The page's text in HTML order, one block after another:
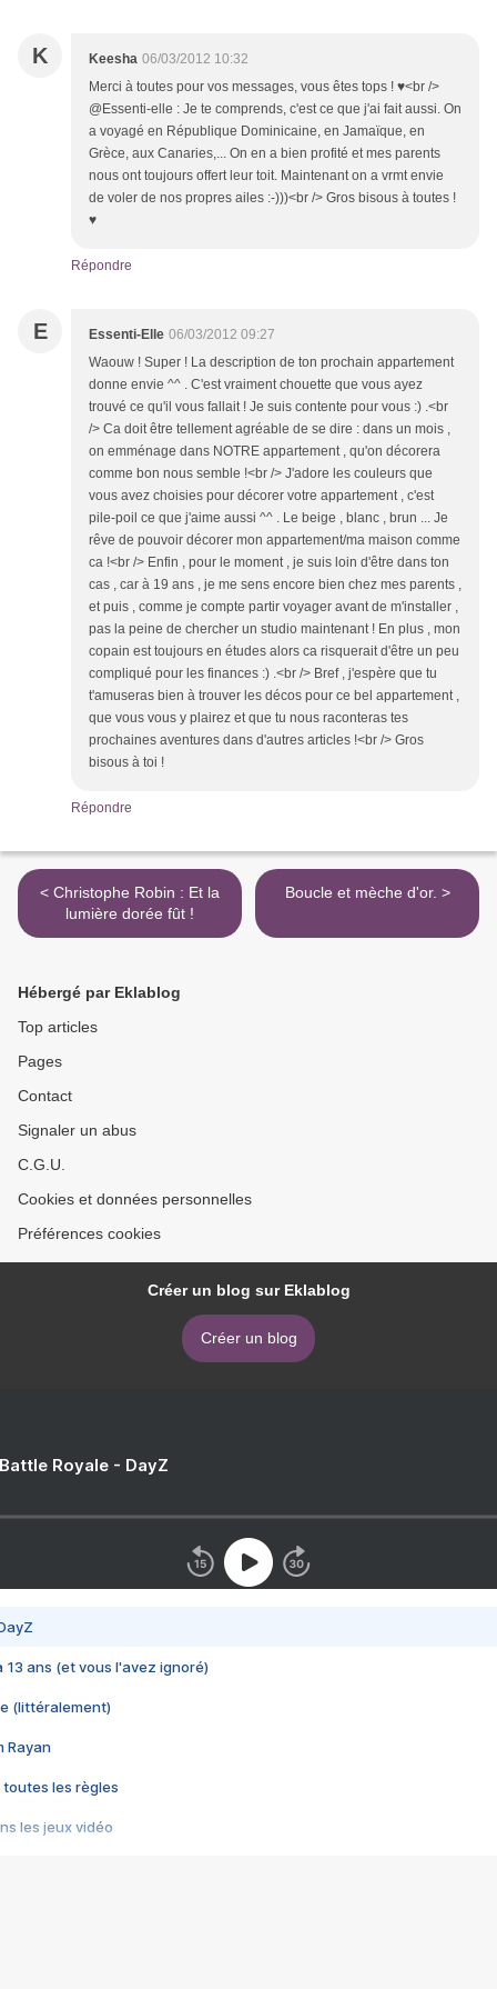
K Keesha 06/03/2012 10:32
Merci à toutes pour vos messages, vous êtes tops ! ♥<br />
@Essenti-elle : Je te comprends, c'est ce que j'ai fait aussi. On
a voyagé en République Dominicaine, en Jamaïque, en
Grèce, aux Canaries,... On en a bien profité et mes parents
nous ont toujours offert leur toit. Maintenant on a vrmt envie
de voler de nos propres ailes :-)))<br /> Gros bisous à toutes !
♥
Répondre
E Essenti-Elle 06/03/2012 09:27
Waouw ! Super ! La description de ton prochain appartement
donne envie ^^ . C'est vraiment chouette que vous ayez
trouvé ce qu'il vous fallait ! Je suis contente pour vous :) .<br
/> Ca doit être tellement agréable de se dire : dans un mois ,
on emménage dans NOTRE appartement , qu'on décorera
comme bon nous semble !<br /> J'adore les couleurs que
vous avez choisies pour décorer votre appartement , c'est
pile-poil ce que j'aime aussi ^^ . Le beige , blanc , brun ... Je
rêve de pouvoir décorer mon appartement/ma maison comme
ca !<br /> Enfin , pour le moment , je suis loin d'être dans ton
cas , car à 19 ans , je me sens encore bien chez mes parents ,
et puis , comme je compte partir voyager avant de m'installer ,
pas la peine de chercher un studio maintenant ! En plus , mon
copain est toujours en études alors ca risquerait d'être un peu
compliqué pour les finances :) .<br /> Bref , j'espère que tu
t'amuseras bien à trouver les décos pour ce bel appartement ,
que vous vous y plairez et que tu nous raconteras tes
prochaines aventures dans d'autres articles !<br /> Gros
bisous à toi !
Répondre
< Christophe Robin : Et la
lumière dorée fût !
Boucle et mèche d'or. >
Hébergé par Eklablog
Top articles
Pages
Contact
Signaler un abus
C.G.U.
Cookies et données personnelles
Préférences cookies
Créer un blog sur Eklablog
Créer un blog
Royale - DayZ
13 ans (et vous l'avez ignoré)
(littéralement)
Rayan
toutes les règles
les jeux vidéo